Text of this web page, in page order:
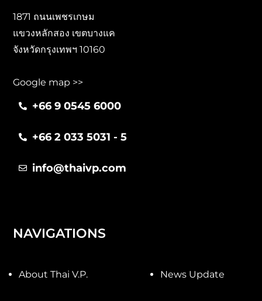
1871 ถนนเพชรเกษม
แขวงหลักสอง เขตบางแค
จังหวัดกรุงเทพฯ 10160
Google map >>
+66 9 0545 6000
+66 2 033 5031 - 5
info@thaivp.com
NAVIGATIONS
About Thai V.P. News Update